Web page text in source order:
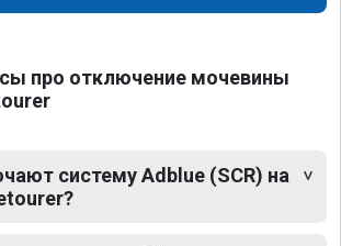
про отключение мочевины
систему Adblue (SCR) на